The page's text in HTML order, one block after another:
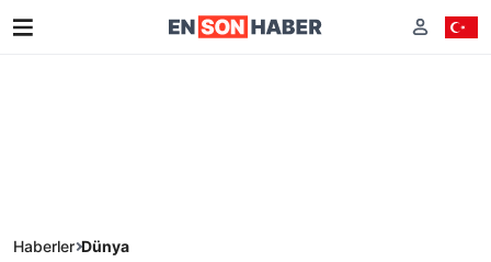
Haberler Dünya